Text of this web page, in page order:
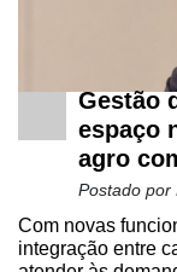
Gestão
espaço
agro
Postado por
Com novas
integração entre